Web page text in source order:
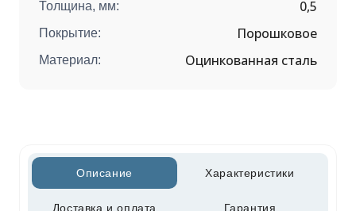
Толщина, мм: 0,5
Покрытие: Порошковое
Материал: Оцинкованная сталь
Описание Характеристики
Доставка и оплата Гарантия